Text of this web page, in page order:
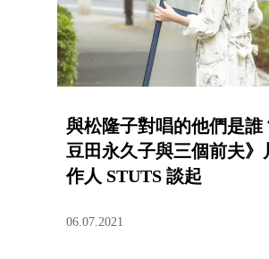
與松隆子對唱的他們是誰
豆田永久子與三個前夫》
作人 STUTS 談起
06.07.2021